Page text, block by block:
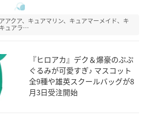
アクア、キュアマリン、キュアマーメイド、キ
ュアラ…
『ヒロアカ』デク＆爆豪のぷぷ
ぐるみが可愛すぎ♪ マスコット
全9種や雄英スクールバッグが8
月3日受注開始